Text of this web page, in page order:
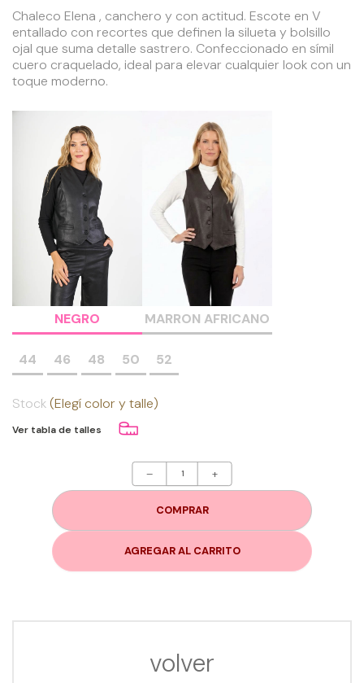
Chaleco Elena , canchero y con actitud. Escote en V
entallado con recortes que definen la silueta y bolsillo
ojal que suma detalle sastrero. Confeccionado en símil
cuero craquelado, ideal para elevar cualquier look con un
toque moderno.
NEGRO MARRON AFRICANO
44 46 48 50 52
Stock(Elegí color y talle)
Ver tabla de talles
– +
COMPRAR
AGREGAR AL CARRITO
volver